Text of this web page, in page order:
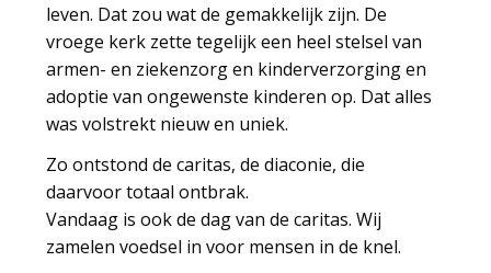
leven. Dat zou wat de gemakkelijk zijn. De
vroege kerk zette tegelijk een heel stelsel van
armen- en ziekenzorg en kinderverzorging en
adoptie van ongewenste kinderen op. Dat alles
was volstrekt nieuw en uniek.
Zo ontstond de caritas, de diaconie, die
daarvoor totaal ontbrak.
Vandaag is ook de dag van de caritas. Wij
zamelen voedsel in voor mensen in de knel.